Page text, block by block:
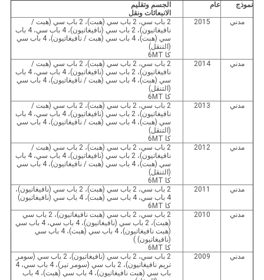
نموذج عام
الجسم وتقليم
الانبعاثات ونقل
مدني
2015
2 باب سي، 2 باب سي (هبت)، 2 باب سي (هبت /
نافيغاتيون)، 2 باب سي (نافيغاتيون)، 4 باب سي، 4 باب
سي (هبت)، 4 باب سي (هبت / نافيغاتيون)، 4 باب سي
(التنقل)
كا 6MT
مدني
2014
2 باب سي، 2 باب سي (هبت)، 2 باب سي (هبت /
نافيغاتيون)، 2 باب سي (نافيغاتيون)، 4 باب سي، 4 باب
سي (هبت)، 4 باب سي (هبت / نافيغاتيون)، 4 باب سي
(التنقل)
كا 6MT
مدني
2013
2 باب سي، 2 باب سي (هبت)، 2 باب سي (هبت /
نافيغاتيون)، 2 باب سي (نافيغاتيون)، 4 باب سي، 4 باب
سي (هبت)، 4 باب سي (هبت / نافيغاتيون)، 4 باب سي
(التنقل)
كا 6MT
مدني
2012
2 باب سي، 2 باب سي (هبت)، 2 باب سي (هبت /
نافيغاتيون)، 2 باب سي (نافيغاتيون)، 4 باب سي، 4 باب
سي (هبت)، 4 باب سي (هبت / نافيغاتيون)، 4 باب سي
(التنقل)
كا 6MT
مدني
2011
2 باب سي، 2 باب سي (هبت)، 2 باب سي (نافيغاتيون)،
4 باب سي، 4 باب سي (هبت)، 4 باب سي (نافيغاتيون)
كا 6MT
مدني
2010
2 باب سي، 2 باب سي (هبت نافيغاتيون)، 2 باب سي
(هبت)، 2 باب سي (نافيغاتيون)، 4 باب سي، 4 باب سي
(هبت نافيغاتيون)، 4 باب سي (هبت)، 4 باب سي
(نافيغاتيون) )
كا 6MT
مدني
2009
2 باب سي، 2 باب سي (نافيغاتيون)، 2 باب سي (سومر
تريم نافيغاتيون)، 2 باب سي (سومر تير)، 4 باب سي، 4
باب سي (هبت نافيغاتيون)، 4 باب سي (هبت)، 4 باب